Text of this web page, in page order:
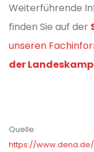
Weiterführende
finden Sie auf der
unseren
der
Quelle:
https://